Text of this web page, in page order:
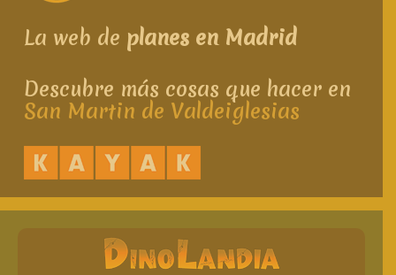
La web de planes en Madrid
Descubre más cosas que hacer en
San Martin de Valdeiglesias